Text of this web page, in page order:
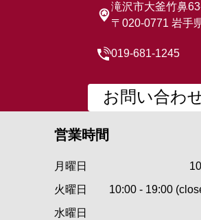
滝沢市大釜竹鼻
〒020-0771 岩手
019-681-1245
お問い合わ
営業時間
月曜日
火曜日
10:00 - 19:00
水曜日